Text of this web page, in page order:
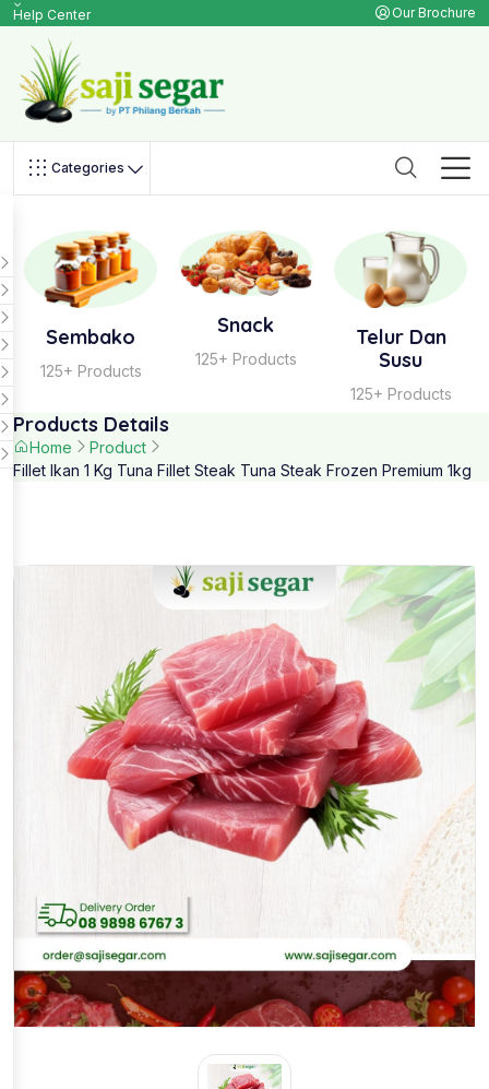
Help Center Our Brochure
Categories
Sembako
125+ Products
Snack
125+ Products
Telur Dan
Susu
125+ Products
Products Details
Home
Product
Fillet Ikan 1 Kg Tuna Fillet Steak Tuna Steak Frozen Premium 1kg